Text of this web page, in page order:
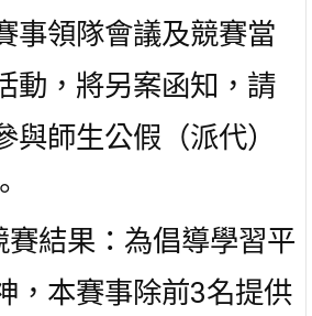
事領隊會議及競賽當
動，將另案函知，請
與師生公假（派代）
賽結果：為倡導學習平
，本賽事除前3名提供